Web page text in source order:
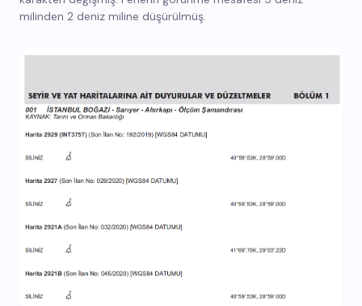
milinden 2 deniz miline düşürülmüş.